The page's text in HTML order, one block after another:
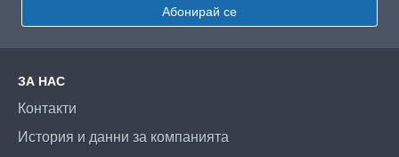
Абонирай се
ЗА НАС
Контакти
История и данни за компанията